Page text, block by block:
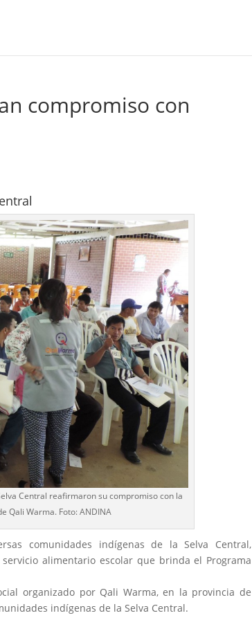
compromiso con
Central reafirmaron su compromiso con la
Qali Warma. Foto: ANDINA
comunidades indígenas de la Selva Central,
alimentario escolar que brinda el Programa
organizado por Qali Warma, en la provincia de
indígenas de la Selva Central.